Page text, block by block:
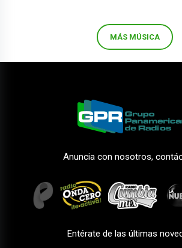
MÁS MÚSICA
Anuncia con nosotros,
Entérate de las últimas